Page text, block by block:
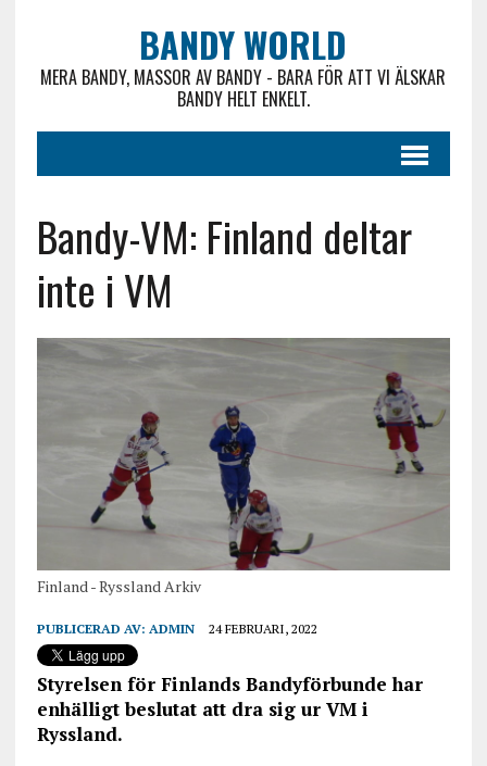
BANDY WORLD
MERA BANDY, MASSOR AV BANDY - BARA FÖR ATT VI ÄLSKAR
BANDY HELT ENKELT.
Bandy-VM: Finland deltar
inte i VM
Finland - Ryssland Arkiv
PUBLICERAD AV: ADMIN 24 FEBRUARI, 2022
Styrelsen för Finlands Bandyförbunde har
enhälligt beslutat att dra sig ur VM i
Ryssland.